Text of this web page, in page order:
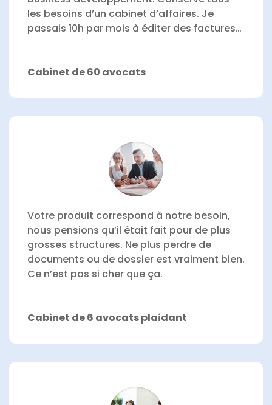
les besoins d’un cabinet d’affaires. Je
passais 10h par mois à éditer des factures…
Cabinet de 60 avocats
Votre produit correspond à notre besoin,
nous pensions qu’il était fait pour de plus
grosses structures. Ne plus perdre de
documents ou de dossier est vraiment bien.
Ce n’est pas si cher que ça.
Cabinet de 6 avocats plaidant